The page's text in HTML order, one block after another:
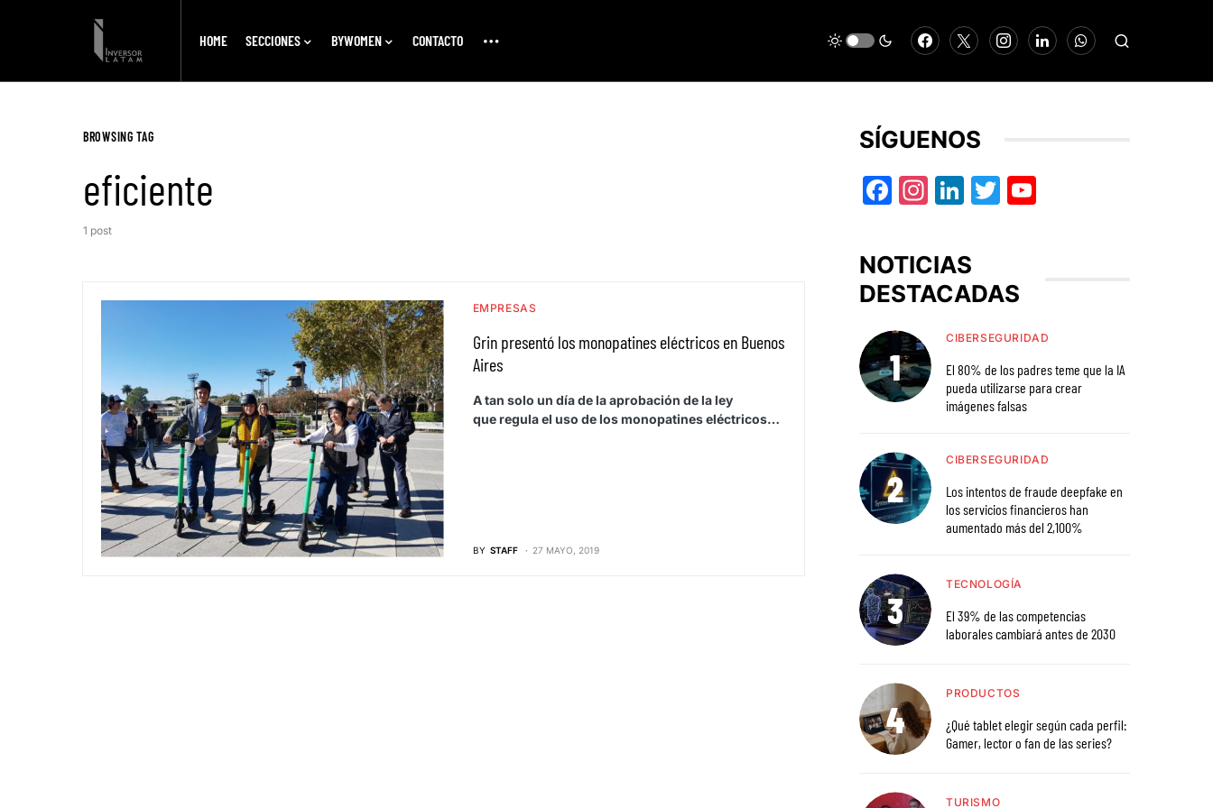
HOME SECCIONES BYWOMEN CONTACTO
BROWSING TAG
eficiente
1 post
EMPRESAS
Grin presentó los monopatines eléctricos en Buenos
Aires
A tan solo un día de la aprobación de la ley
que regula el uso de los monopatines eléctricos…
BY STAFF 27 MAYO, 2019
SÍGUENOS
Facebook
Instagram
LinkedIn
Twitter
NOTICIAS
DESTACADAS
CIBERSEGURIDAD
El 80% de los padres teme que la IA
pueda utilizarse para crear
imágenes falsas
CIBERSEGURIDAD
Los intentos de fraude deepfake en
los servicios financieros han
aumentado más del 2,100%
TECNOLOGÍA
El 39% de las competencias
laborales cambiará antes de 2030
PRODUCTOS
¿Qué tablet elegir según cada perfil:
Gamer, lector o fan de las series?
TURISMO